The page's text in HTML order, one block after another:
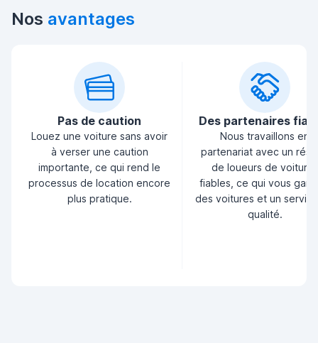
Nos avantages
Pas de caution
Louez une voiture sans avoir
à verser une caution
importante, ce qui rend le
processus de location encore
plus pratique.
Des partenaires
Nous travaillons en
partenariat avec un
de loueurs de voitures
fiables, ce qui vous
des voitures et un
qualité.